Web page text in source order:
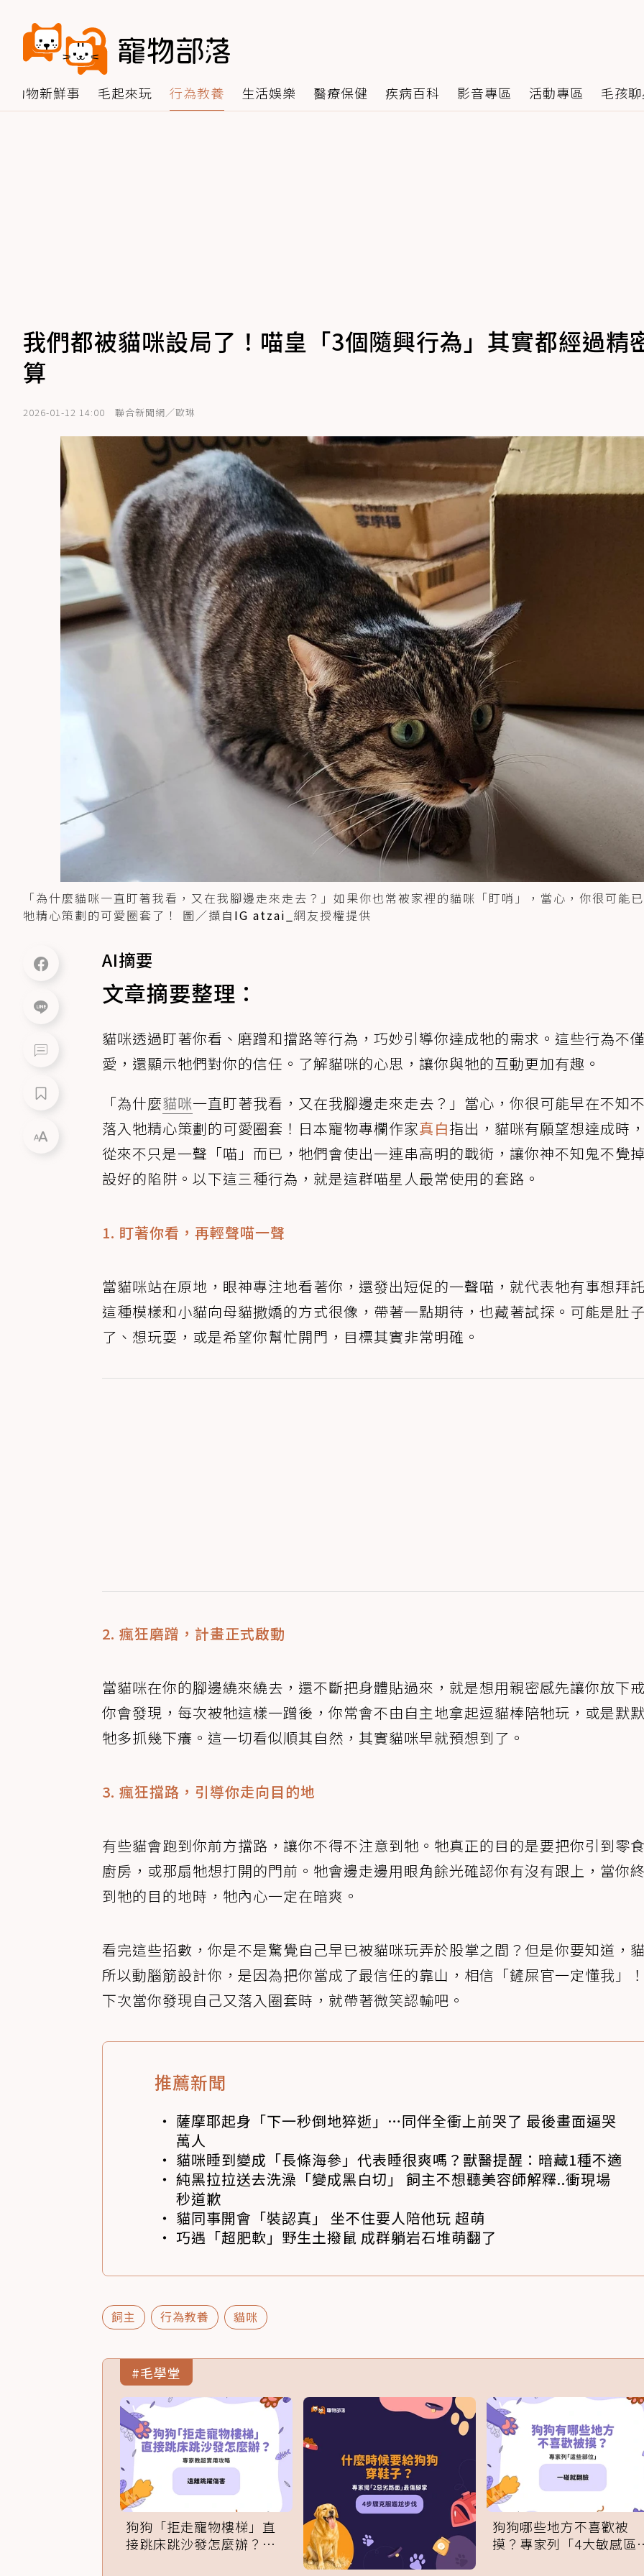
動物新鮮事 毛起來玩 行為教養 生活娛樂 醫療保健 疾病百科 影音專區 活動專區 毛孩
我們都被貓咪設局了！喵皇「3個隨興行為」其實都經過精
算
2026-01-12 14:00 聯合新聞網／歐琳
「為什麼貓咪一直盯著我看，又在我腳邊走來走去？」如果你也常被家裡的貓咪「盯哨」，當心，你很可能
牠精心策劃的可愛圈套了！ 圖／擷自 IG atzai_ 網友授權提供
AI摘要
文章摘要整理：
貓咪透過盯著你看、磨蹭和擋路等行為，巧妙引導你達成牠的需求。這些行為不
愛，還顯示牠們對你的信任。了解貓咪的心思，讓你與牠的互動更加有趣。
「為什麼貓咪一直盯著我看，又在我腳邊走來走去？」當心，你很可能早在不知
落入牠精心策劃的可愛圈套！日本寵物專欄作家真白指出，貓咪有願望想達成時
從來不只是一聲「喵」而已，牠們會使出一連串高明的戰術，讓你神不知鬼不覺
設好的陷阱。以下這三種行為，就是這群喵星人最常使用的套路。
1. 盯著你看，再輕聲喵一聲
當貓咪站在原地，眼神專注地看著你，還發出短促的一聲喵，就代表牠有事想拜
這種模樣和小貓向母貓撒嬌的方式很像，帶著一點期待，也藏著試探。可能是肚
了、想玩耍，或是希望你幫忙開門，目標其實非常明確。
2. 瘋狂磨蹭，計畫正式啟動
當貓咪在你的腳邊繞來繞去，還不斷把身體貼過來，就是想用親密感先讓你放下
你會發現，每次被牠這樣一蹭後，你常會不由自主地拿起逗貓棒陪牠玩，或是默
牠多抓幾下癢。這一切看似順其自然，其實貓咪早就預想到了。
3. 瘋狂擋路，引導你走向目的地
有些貓會跑到你前方擋路，讓你不得不注意到牠。牠真正的目的是要把你引到零
廚房，或那扇牠想打開的門前。牠會邊走邊用眼角餘光確認你有沒有跟上，當你
到牠的目的地時，牠內心一定在暗爽。
看完這些招數，你是不是驚覺自己早已被貓咪玩弄於股掌之間？但是你要知道，
所以動腦筋設計你，是因為把你當成了最信任的靠山，相信「鏟屎官一定懂我」
下次當你發現自己又落入圈套時，就帶著微笑認輸吧。
推薦新聞
薩摩耶起身「下一秒倒地猝逝」…同伴全衝上前哭了 最後畫面逼哭
萬人
貓咪睡到變成「長條海參」代表睡很爽嗎？獸醫提醒：暗藏1種不適
純黑拉拉送去洗澡「變成黑白切」 飼主不想聽美容師解釋..衝現場
秒道歉
貓同事開會「裝認真」 坐不住要人陪他玩 超萌
巧遇「超肥軟」野生土撥鼠 成群躺岩石堆萌翻了
飼主 行為教養 貓咪
#毛學堂
狗狗「拒走寵物樓梯」直
接跳床跳沙發怎麼辦？專
狗狗哪些地方不喜歡被
摸？專家列「4大敏感區